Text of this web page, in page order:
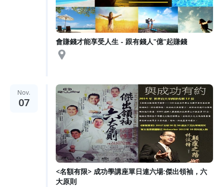
會賺錢才能享受人生 - 跟有錢人"億"起賺錢
Nov.
07
<名額有限> 成功學講座單日連六場:傑出領袖，六
大原則